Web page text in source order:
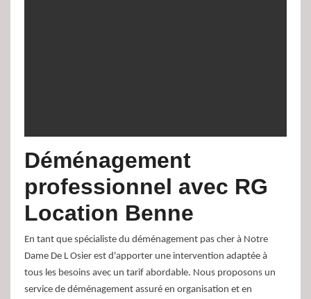
Déménagement
professionnel avec RG
Location Benne
En tant que spécialiste du déménagement pas cher à Notre
Dame De L Osier est d'apporter une intervention adaptée à
tous les besoins avec un tarif abordable. Nous proposons un
service de déménagement assuré en organisation et en